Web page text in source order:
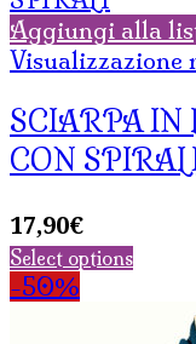
Aggiungi alla
Visualizzazione
SCIARPA IN
CON
17,90€
Select options
-50%